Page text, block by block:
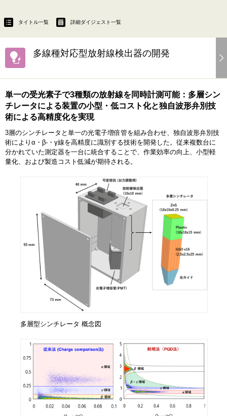
タイトル一覧 詳細ダイジェスト一覧
多線種対応型放射線検出器の開発
単一の受光素子で3種類の放射線を同時計測可能：多層シン
チレータによる装置の小型・低コスト化と独自波形弁別技
術による高精度化を実現
3層のシンチレータと単一の光電子増倍管を組み合わせ、独自波形弁別技
術によりα・β-・γ線を高精度に識別する技術を開発した。従来複数台に
分かれていた測定器を一台に統合することで、作業効率の向上、小型軽
量化、および製造コスト低減が期待される。
多層型シンチレータ 概念図